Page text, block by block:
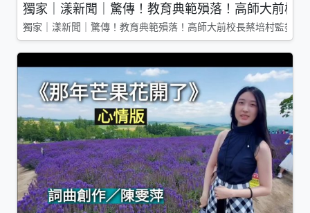
獨家｜漾新聞｜驚傳！教育典範殞落！高師大前校
獨家｜漾新聞｜驚傳！教育典範殞落！高師大前校長蔡培村監委